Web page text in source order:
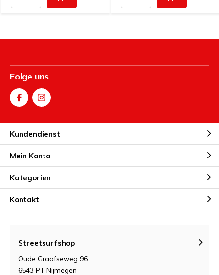
Folge uns
Kundendienst
Mein Konto
Kategorien
Kontakt
Streetsurfshop
Oude Graafseweg 96
6543 PT Nijmegen